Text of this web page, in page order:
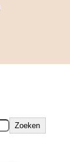
Zoeken